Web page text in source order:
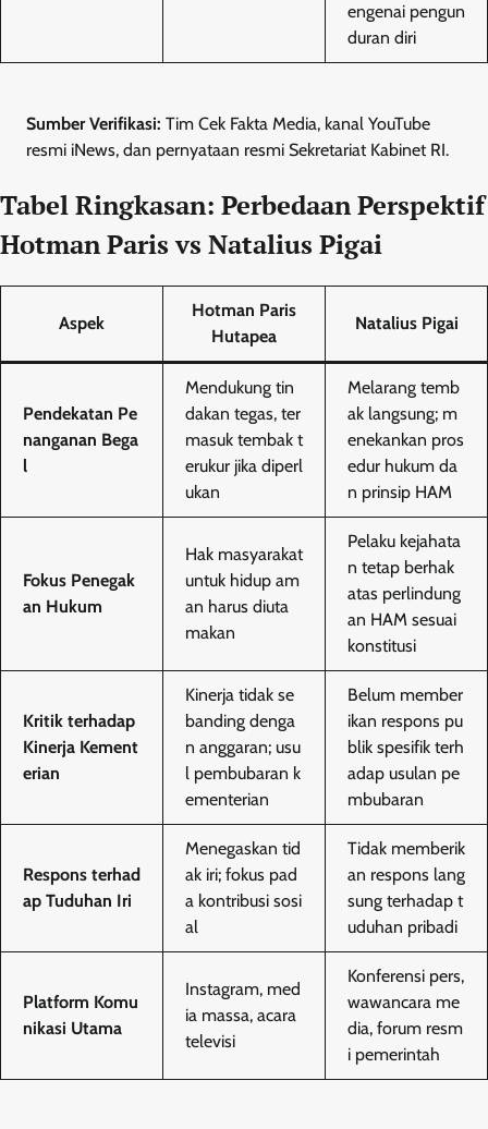
engenai pengun
duran diri
Sumber Verifikasi: Tim Cek Fakta Media, kanal YouTube
resmi iNews, dan pernyataan resmi Sekretariat Kabinet RI.
Tabel Ringkasan: Perbedaan Perspektif
Hotman Paris vs Natalius Pigai
Aspek
Hotman Paris
Hutapea
Natalius Pigai
Pendekatan Pe
nanganan Bega
l
Mendukung tin
dakan tegas, ter
masuk tembak t
erukur jika diperl
ukan
Melarang temb
ak langsung; m
enekankan pros
edur hukum da
n prinsip HAM
Fokus Penegak
an Hukum
Hak masyarakat
untuk hidup am
an harus diuta
makan
Pelaku kejahata
n tetap berhak
atas perlindung
an HAM sesuai
konstitusi
Kritik terhadap
Kinerja Kement
erian
Kinerja tidak se
banding denga
n anggaran; usu
l pembubaran k
ementerian
Belum member
ikan respons pu
blik spesifik terh
adap usulan pe
mbubaran
Respons terhad
ap Tuduhan Iri
Menegaskan tid
ak iri; fokus pad
a kontribusi sosi
al
Tidak memberik
an respons lang
sung terhadap t
uduhan pribadi
Platform Komu
nikasi Utama
Instagram, med
ia massa, acara
televisi
Konferensi pers,
wawancara me
dia, forum resm
i pemerintah